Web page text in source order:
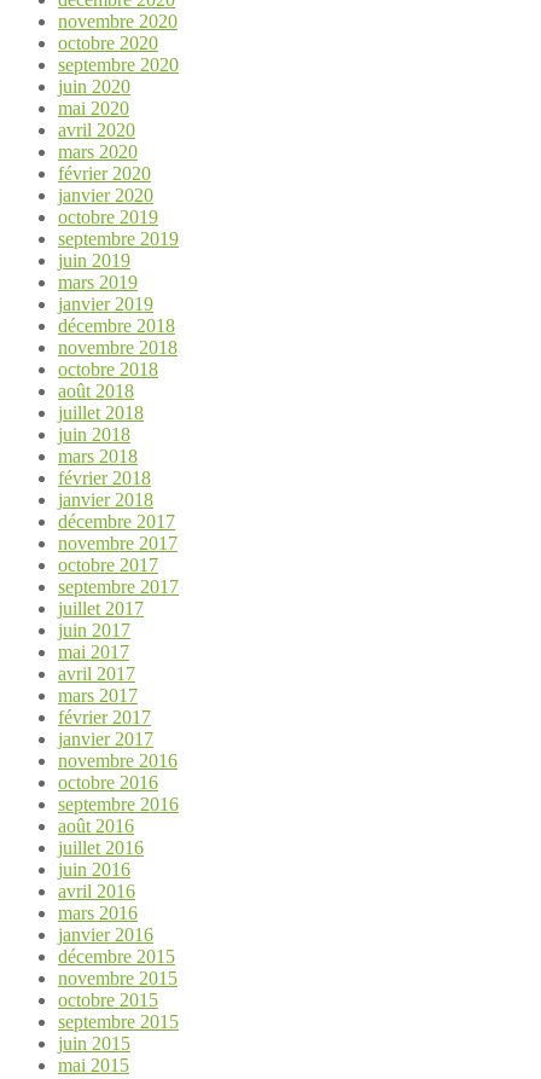
novembre 2020
octobre 2020
septembre 2020
juin 2020
mai 2020
avril 2020
mars 2020
février 2020
janvier 2020
octobre 2019
septembre 2019
juin 2019
mars 2019
janvier 2019
décembre 2018
novembre 2018
octobre 2018
août 2018
juillet 2018
juin 2018
mars 2018
février 2018
janvier 2018
décembre 2017
novembre 2017
octobre 2017
septembre 2017
juillet 2017
juin 2017
mai 2017
avril 2017
mars 2017
février 2017
janvier 2017
novembre 2016
octobre 2016
septembre 2016
août 2016
juillet 2016
juin 2016
avril 2016
mars 2016
janvier 2016
décembre 2015
novembre 2015
octobre 2015
septembre 2015
juin 2015
mai 2015